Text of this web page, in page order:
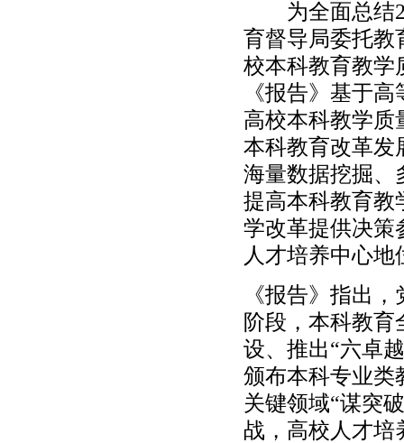
为全面总结
育督导局委托教
校本科教育教学
《报告》基于
高校本科教学质
本科教育改革发
海量数据挖掘、
提高本科教育教
学改革提供决策
人才培养中心地
《报告》指出
阶段，本科教育
设、推出“六卓
颁布本科专业类
关键领域“谋突
战，高校人才培